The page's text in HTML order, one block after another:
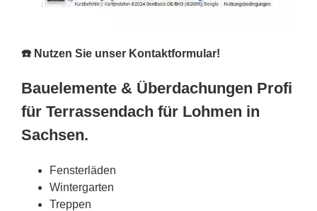
☎️ Nutzen Sie unser Kontaktformular!
Bauelemente & Überdachungen Profi
für Terrassendach für Lohmen in
Sachsen.
Fensterläden
Wintergarten
Treppen